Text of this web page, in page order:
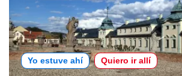
Yo estuve ahí Quiero ir allí